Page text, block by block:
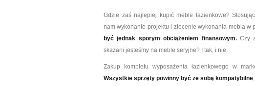
Gdzie zaś najlepiej kupić meble łazienkowe?
nam wykonanie projektu i zlecenie wykonania mebla w
być jednak sporym obciążeniem finansowym.Czy
skazani jesteśmy na meble seryjne? I tak, i nie.
Zakup kompletu wyposażenia łazienkowego w
Wszystkie sprzęty powinny być ze sobą kompatybilne